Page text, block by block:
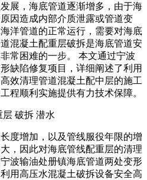
展，海底管道逐渐增多，由于海
因造成内部介质泄露或管道变
洋管道的正常运行，需要对海底
混凝土配重层破拆是海底管道安
常困难的一步。 本文通过宁波
缺陷修复项目，详细阐述了利用
效清理管道混凝土配中层的施工
程顺利实施提供有力技术保障。
破拆 潜水
度增加，以及管线服役年限的增
，因此对海底管线配重层的清理
波输油处册镇海底管道两处变形
用高压水混凝土破拆设备安全高